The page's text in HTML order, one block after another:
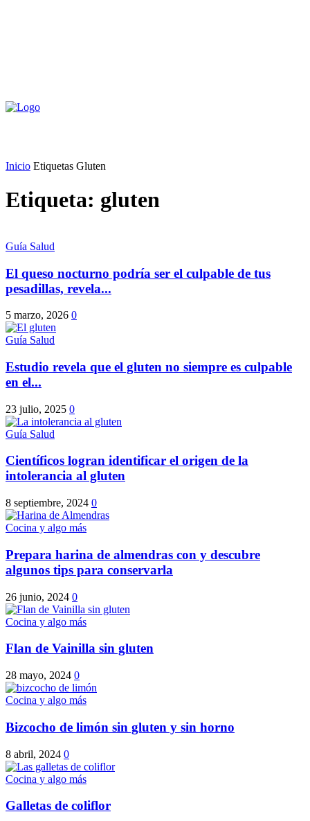
Inicio Etiquetas Gluten
Etiqueta: gluten
Guía Salud
El queso nocturno podría ser el culpable de tus
pesadillas, revela...
5 marzo, 2026 0
Guía Salud
Estudio revela que el gluten no siempre es culpable
en el...
23 julio, 2025 0
Guía Salud
Científicos logran identificar el origen de la
intolerancia al gluten
8 septiembre, 2024 0
Cocina y algo más
Prepara harina de almendras con y descubre
algunos tips para conservarla
26 junio, 2024 0
Cocina y algo más
Flan de Vainilla sin gluten
28 mayo, 2024 0
Cocina y algo más
Bizcocho de limón sin gluten y sin horno
8 abril, 2024 0
Cocina y algo más
Galletas de coliflor